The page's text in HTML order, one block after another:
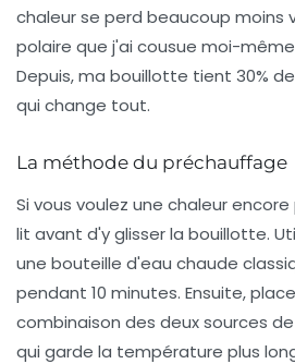
chaleur se perd beaucoup moins
polaire que j'ai cousue moi-
Depuis, ma bouillotte tient 30%
qui change tout.
La méthode du préchauffage
Si vous voulez une chaleur
lit avant d'y glisser la bouillotte.
une bouteille d'eau chaude
pendant 10 minutes. Ensuite,
combinaison des deux sources
qui garde la température plus